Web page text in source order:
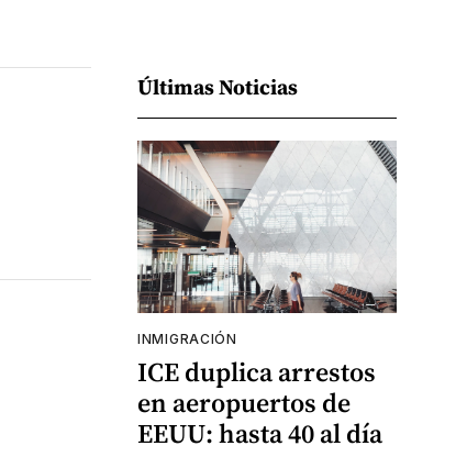
Últimas Noticias
INMIGRACIÓN
ICE duplica arrestos
en aeropuertos de
EEUU: hasta 40 al día